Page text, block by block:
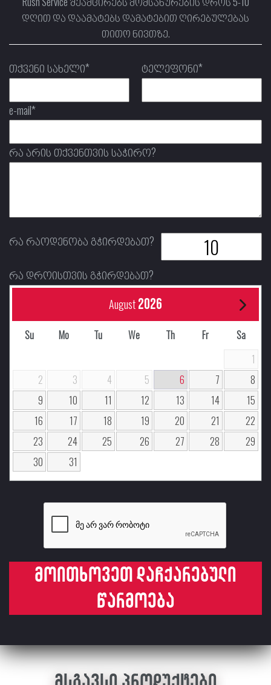
დღით და დაამატებს დამატებით ღირებულებას
თითო ნივთზე.
თქვენი სახელი* ტელეფონი*
e-mail*
რა არის თქვენთვის საჭირო?
რა რაოდენობა გჭირდებათ?
რა დროისთვის გჭირდებათ?
August2026
Su Mo Tu We Th Fr
Sa
1
2
3 4 5 6 7
8
9
10 11 12 13 14
15
16
17 18 19 20 21
22
23
24 25 26 27 28
29
30
31
მოითხოვეთ დაჩქარებული
წარმოება